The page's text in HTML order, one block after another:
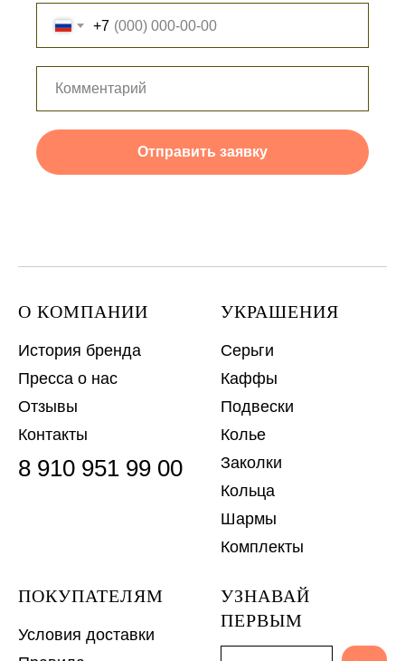
+7
Отправить заявку
О КОМПАНИИ
История бренда
Пресса о нас
Отзывы
Контакты
8 910 951 99 00
УКРАШЕНИЯ
Серьги
Каффы
Подвески
Колье
Заколки
Кольца
Шармы
Комплекты
ПОКУПАТЕЛЯМ
Условия доставки
УЗНАВАЙ
ПЕРВЫМ